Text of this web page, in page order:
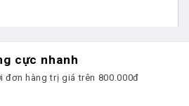
cực nhanh
đơn hàng trị giá trên 800.000đ